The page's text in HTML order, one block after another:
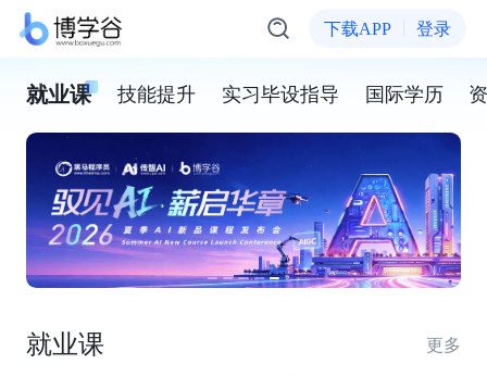
下载APP 登录
就业课 技能提升 实习毕设指导 国际学历
就业课 更多